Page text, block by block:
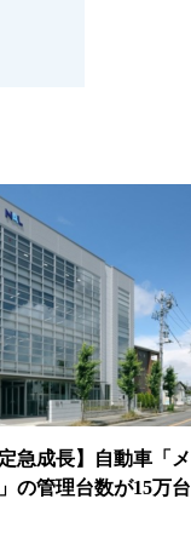
急成長】自動車「メ
の管理台数が15万台